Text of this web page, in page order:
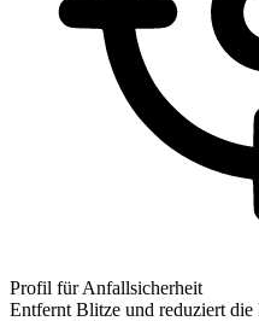
Profil für Anfallsicherheit
Entfernt Blitze und reduziert die